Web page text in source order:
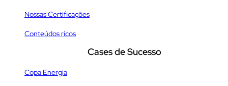
Nossas Certificações
Conteúdos ricos
Cases de Sucesso
Copa Energia